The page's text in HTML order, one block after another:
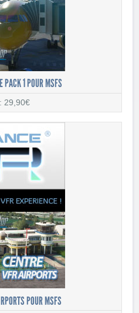
PACK 1 POUR MSFS
29,90€
POUR MSFS